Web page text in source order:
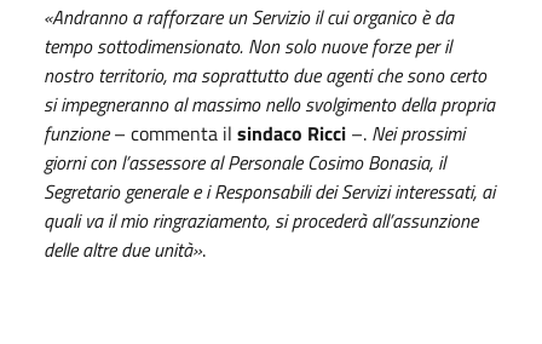
«Andranno a rafforzare un Servizio il cui organico è da
tempo sottodimensionato. Non solo nuove forze per il
nostro territorio, ma soprattutto due agenti che sono certo
si impegneranno al massimo nello svolgimento della propria
funzione– commenta il sindaco Ricci –. Nei prossimi
giorni con l’assessore al Personale Cosimo Bonasia, il
Segretario generale e i Responsabili dei Servizi interessati, ai
quali va il mio ringraziamento, si procederà all’assunzione
delle altre due unità».